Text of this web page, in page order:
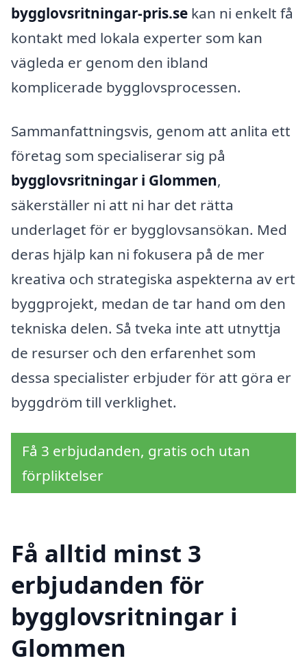
bygglovsritningar-pris.se kan ni enkelt få
kontakt med lokala experter som kan
vägleda er genom den ibland
komplicerade bygglovsprocessen.
Sammanfattningsvis, genom att anlita ett
företag som specialiserar sig på
bygglovsritningar i Glommen,
säkerställer ni att ni har det rätta
underlaget för er bygglovsansökan. Med
deras hjälp kan ni fokusera på de mer
kreativa och strategiska aspekterna av ert
byggprojekt, medan de tar hand om den
tekniska delen. Så tveka inte att utnyttja
de resurser och den erfarenhet som
dessa specialister erbjuder för att göra er
byggdröm till verklighet.
Få 3 erbjudanden, gratis och utan
förpliktelser
Få alltid minst 3
erbjudanden för
bygglovsritningar i
Glommen